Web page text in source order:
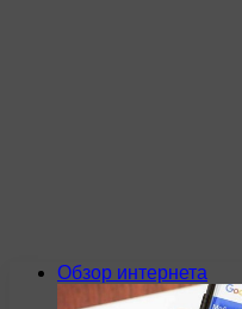
Обзор интернета